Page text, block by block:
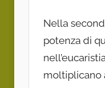
Nella
potenza di
moltiplicano